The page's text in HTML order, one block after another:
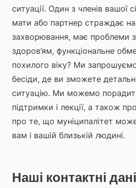
ситуації. Один з членів вашої
мати або партнер страждає
захворювання, має проблеми
здоров’ям, функціональне
похилого віку? Ми запрошуємо
бесіди, де ви зможете
ситуацію. Ми можемо
підтримки і лекції, а також
про те, що муніципалітет
вам і вашій близькій людині.
Наші контактні